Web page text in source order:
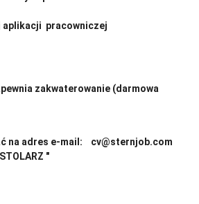
aplikacji pracowniczej
zakwaterowanie (darmowa
na adres e-mail: cv@sternjob.com
"